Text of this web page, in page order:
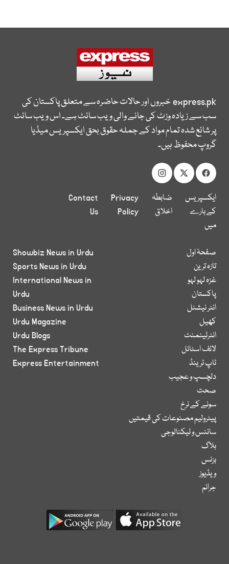
express.pkخبروں اور حالات حاضرہ سے متعلق پاکستان کی
سب سے زیادہ وزٹ کی جانے والی ویب سائٹ ہے۔ اس ویب سائٹ
پر شائع شدہ تمام مواد کے جملہ حقوق بحق ایکسپریس میڈیا
گروپ محفوظ ہیں۔
ایکسپریس
کے بارے
میں
ضابطہ
اخلاق
Privacy
Policy
Contact
Us
صفحۂ اول
تازہ ترین
غزہ لہو لہو
پاکستان
انٹر نیشنل
کھیل
انٹرٹینمنٹ
لائف اسٹائل
ٹاپ ٹرینڈ
دلچسپ و عجیب
صحت
سونے کے نرخ
پیٹرولیم مصنوعات کی قیمتیں
سائنس و ٹیکنالوجی
بلاگ
بزنس
ویڈیوز
جرائم
Showbiz News in Urdu
Sports News in Urdu
International News in
Urdu
Business News in Urdu
Urdu Magazine
Urdu Blogs
The Express Tribune
Express Entertainment